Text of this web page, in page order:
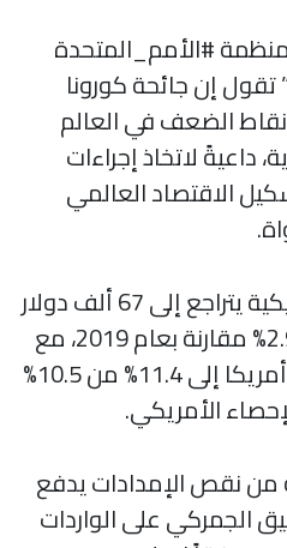
#الأمم_المتحدة
تقول إن جائحة كورونا
الضعف في العالم
داعيةً لاتخاذ إجراءات
الاقتصاد العالمي
متوسط دخل الأسر الأمريكية يتراجع إلى 67 ألف دولار
سنوياً في 2020 بهبوط 2.9% مقارنة بعام 2019، مع
ارتفاع معدل الفقر في #أمريكا إلى 11.4% من 10.5%
من نقص الإمدادات يدفع
الجمركي على الواردات